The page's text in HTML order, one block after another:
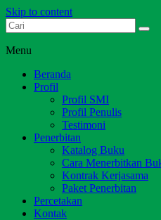
Skip to content
Dari Jambi untuk Indonesia
Menu
Beranda
Profil
Profil SMI
Profil Penulis
Testimoni
Penerbitan
Katalog Buku
Cara Menerbitkan
Kontrak Kerjasama
Paket Penerbitan
Percetakan
Kontak